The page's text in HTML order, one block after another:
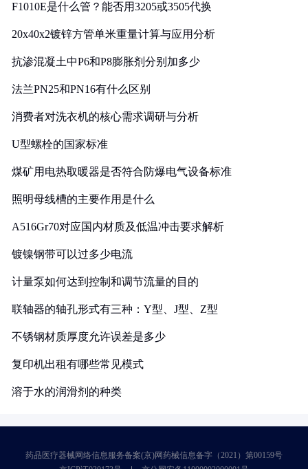
F1010E是什么管？能否用3205或3505代换
20x40x2镀锌方管单米重量计算与应用分析
抗渗混凝土中P6和P8膨胀剂分别加多少
法兰PN25和PN16有什么区别
消费者对洗衣机的核心需求调研与分析
U型螺栓的国家标准
煤矿用电热取暖器是否符合防爆电气设备标准
照明母线槽的主要作用是什么
A516Gr70对应国内材质及低温冲击要求解析
镀镍钢带可以过多少电流
计量泵如何达到控制和调节流量的目的
联轴器的轴孔形式有三种：Y型、J型、Z型
不锈钢材质厚度允许误差是多少
复印机出租有哪些常见模式
溶于水的润滑剂的种类
药品医疗器械网络信息服务备案(京)网药械信息备字（2021）第00159号